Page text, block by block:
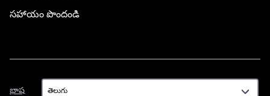
సహాయం పొందండి
భాష
భాష